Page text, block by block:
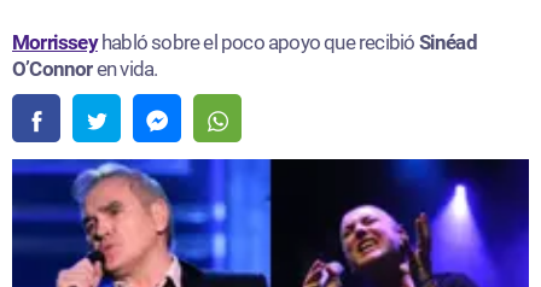
Morrissey habló sobre el poco apoyo que recibió Sinéad
O’Connoren vida.